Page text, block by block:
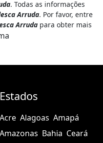
. Todas as informações
Arruda. Por favor, entre
Arruda para obter mais
Estados
Acre Alagoas Amapá
Amazonas Bahia Ceará